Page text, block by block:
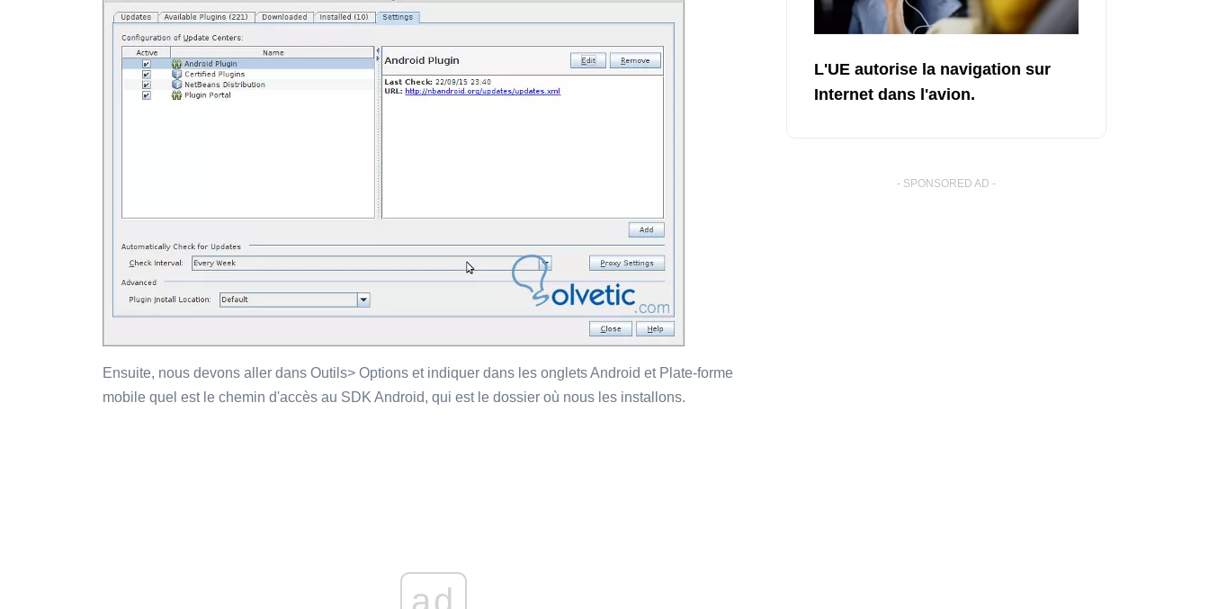
Ensuite, nous devons aller dans Outils> Options et indiquer dans les onglets Android et Plate-forme
mobile quel est le chemin d'accès au SDK Android, qui est le dossier où nous les installons.
ad
L'UE autorise la navigation sur
Internet dans l'avion.
- SPONSORED AD -